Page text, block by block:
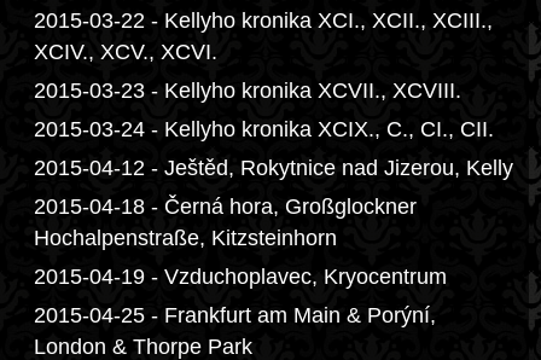
2015-03-22 - Kellyho kronika XCI., XCII., XCIII.,
XCIV., XCV., XCVI.
2015-03-23 - Kellyho kronika XCVII., XCVIII.
2015-03-24 - Kellyho kronika XCIX., C., CI., CII.
2015-04-12 - Ještěd, Rokytnice nad Jizerou, Kelly
2015-04-18 - Černá hora, Großglockner
Hochalpenstraße, Kitzsteinhorn
2015-04-19 - Vzduchoplavec, Kryocentrum
2015-04-25 - Frankfurt am Main & Porýní,
London & Thorpe Park